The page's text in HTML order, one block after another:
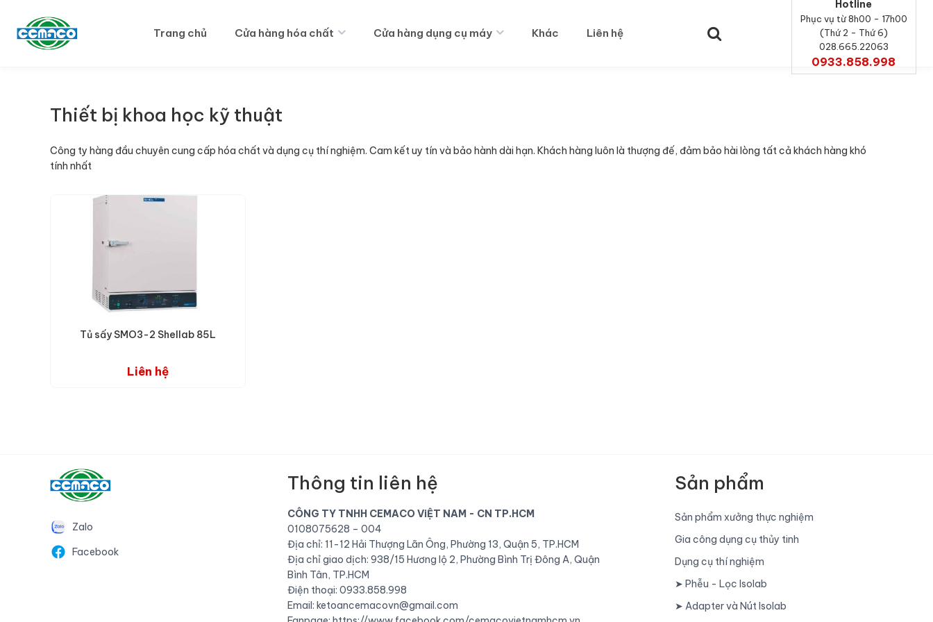
Trang chủ Cửa hàng hóa chất Cửa hàng dụng cụ máy Khác Liên hệ
Hotline
Phục vụ từ 8h00 - 17h00
(Thứ 2 - Thứ 6)
028.665.22063
0933.858.998
Thiết bị khoa học kỹ thuật
Công ty hàng đầu chuyên cung cấp hóa chất và dụng cụ thí nghiệm. Cam kết uy tín và bảo hành dài hạn. Khách hàng luôn là thượng đế, đảm bảo hài lòng tất cả khách hàng khó
tính nhất
Tủ sấy SMO3-2 Shellab 85L
Liên hệ
Zalo
Facebook
Thông tin liên hệ
CÔNG TY TNHH CEMACO ViỆT NAM - CN TP.HCM
0108075628 – 004
Địa chỉ: 11-12 Hải Thượng Lãn Ông, Phường 13, Quận 5, TP.HCM
Địa chỉ giao dịch: 938/15 Hương lộ 2, Phường Bình Trị Đông A, Quận
Bình Tân, TP.HCM
Điện thoại: 0933.858.998
Email: ketoancemacovn@gmail.com
Sản phẩm
Sản phẩm xưởng thực nghiệm
Gia công dụng cụ thủy tinh
Dụng cụ thí nghiệm
➤ Phễu - Lọc Isolab
➤ Adapter và Nút Isolab